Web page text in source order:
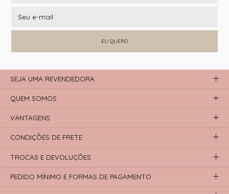
EU QUERO
SEJA UMA REVENDEDORA
QUEM SOMOS
VANTAGENS
CONDIÇÕES DE FRETE
TROCAS E DEVOLUÇÕES
PEDIDO MÍNIMO E FORMAS DE PAGAMENTO